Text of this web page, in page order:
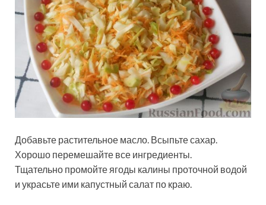
Добавьте растительное масло. Всыпьте сахар.
Хорошо перемешайте все ингредиенты.
Тщательно промойте ягоды калины проточной водой
и украсьте ими капустный салат по краю.